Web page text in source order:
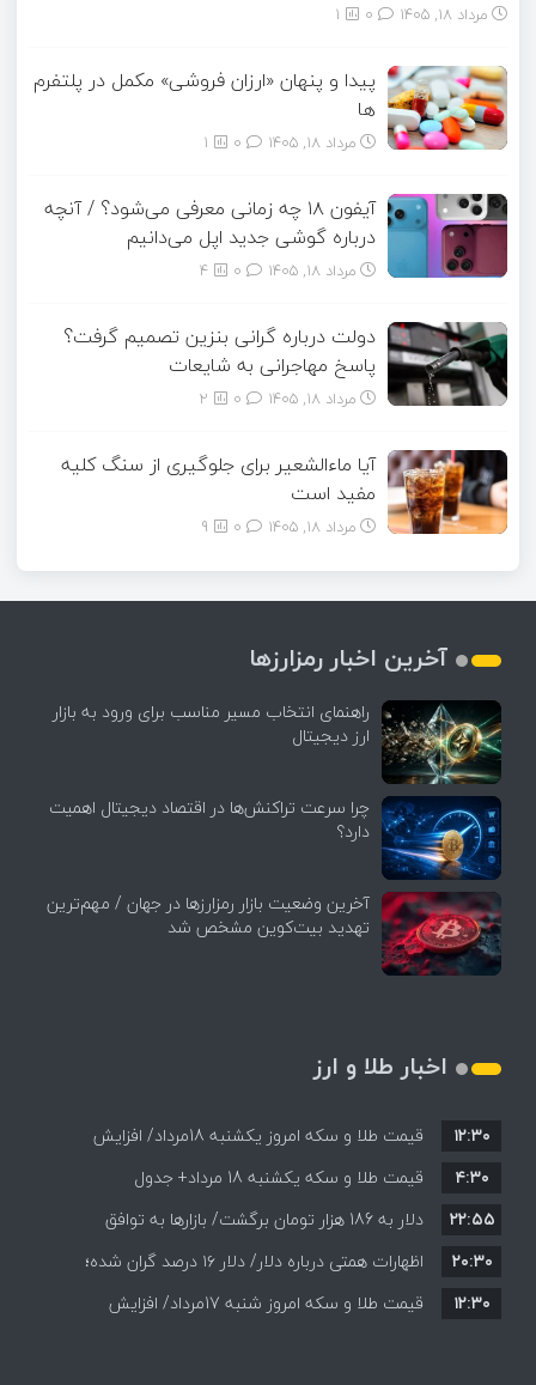
مرداد ۱۸, ۱۴۰۵ 1
پیدا و پنهان «ارزان فروشی» مکمل در پلتفرم
ها
مرداد ۱۸, ۱۴۰۵ 1
آیفون ۱۸ چه زمانی معرفی می‌شود؟ / آنچه
درباره گوشی جدید اپل می‌دانیم
مرداد ۱۸, ۱۴۰۵ 4
دولت درباره گرانی بنزین تصمیم گرفت؟
پاسخ مهاجرانی به شایعات
مرداد ۱۸, ۱۴۰۵ 2
آیا ماءالشعیر برای جلوگیری از سنگ کلیه
مفید است
مرداد ۱۸, ۱۴۰۵ 9
آخرین اخبار رمزارزها
راهنمای انتخاب مسیر مناسب برای ورود به بازار
ارز دیجیتال
چرا سرعت تراکنش‌ها در اقتصاد دیجیتال اهمیت
دارد؟
آخرین وضعیت بازار رمزارزها در جهان / مهم‌ترین
تهدید بیت‌کوین مشخص شد
اخبار طلا و ارز
قیمت طلا و سکه امروز یکشنبه 18مرداد/ افزایش
قیمت ها + جدول و جزئیات
۱۲:۳۰
قیمت طلا و سکه یکشنبه 18 مرداد+ جدول
۴:۳۰
دلار به 186 هزار تومان برگشت/ بازارها به توافق
احتمالی هرمز چه واکنشی نشان دادند؟
۲۲:۵۵
اظهارات همتی درباره دلار/ دلار ۱۶ درصد گران شده؛
این افزایش طبیعی است
۲۰:۳۰
قیمت طلا و سکه امروز شنبه 17مرداد/ افزایش
۱۲:۳۰